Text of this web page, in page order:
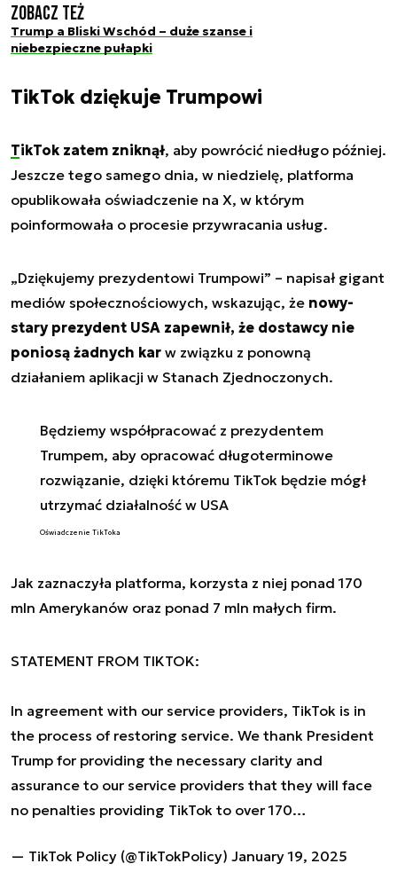
Zobacz też
Trump a Bliski Wschód – duże szanse i
niebezpieczne pułapki
TikTok dziękuje Trumpowi
TikTok zatem zniknął, aby powrócić niedługo później.
Jeszcze tego samego dnia, w niedzielę, platforma
opublikowała oświadczenie na X, w którym
poinformowała o procesie przywracania usług.
„Dziękujemy prezydentowi Trumpowi” – napisał gigant
mediów społecznościowych, wskazując, że nowy-
stary prezydent USA zapewnił, że dostawcy nie
poniosą żadnych kar w związku z ponowną
działaniem aplikacji w Stanach Zjednoczonych.
Będziemy współpracować z prezydentem
Trumpem, aby opracować długoterminowe
rozwiązanie, dzięki któremu TikTok będzie mógł
utrzymać działalność w USA
Oświadczenie TikToka
Jak zaznaczyła platforma, korzysta z niej ponad 170
mln Amerykanów oraz ponad 7 mln małych firm.
STATEMENT FROM TIKTOK:
In agreement with our service providers, TikTok is in
the process of restoring service. We thank President
Trump for providing the necessary clarity and
assurance to our service providers that they will face
no penalties providing TikTok to over 170…
— TikTok Policy (@TikTokPolicy) January 19, 2025